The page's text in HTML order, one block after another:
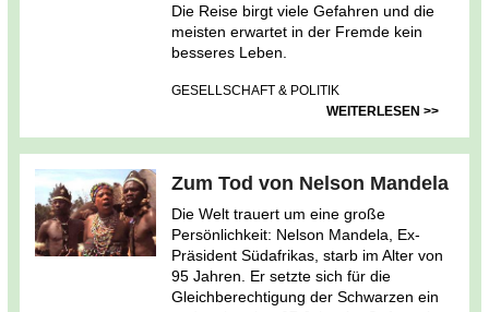
Die Reise birgt viele Gefahren und die
meisten erwartet in der Fremde kein
besseres Leben.
GESELLSCHAFT & POLITIK
WEITERLESEN >>
Zum Tod von Nelson Mandela
Die Welt trauert um eine große
Persönlichkeit: Nelson Mandela, Ex-
Präsident Südafrikas, starb im Alter von
95 Jahren. Er setzte sich für die
Gleichberechtigung der Schwarzen ein